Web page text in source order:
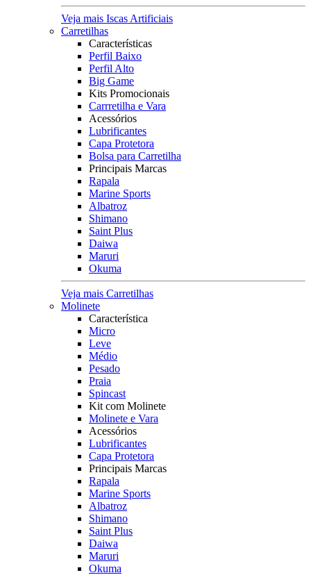
Veja mais Iscas Artificiais
Carretilhas
Características
Perfil Baixo
Perfil Alto
Big Game
Kits Promocionais
Carrretilha e Vara
Acessórios
Lubrificantes
Capa Protetora
Bolsa para Carretilha
Principais Marcas
Rapala
Marine Sports
Albatroz
Shimano
Saint Plus
Daiwa
Maruri
Okuma
Veja mais Carretilhas
Molinete
Característica
Micro
Leve
Médio
Pesado
Praia
Spincast
Kit com Molinete
Molinete e Vara
Acessórios
Lubrificantes
Capa Protetora
Principais Marcas
Rapala
Marine Sports
Albatroz
Shimano
Saint Plus
Daiwa
Maruri
Okuma